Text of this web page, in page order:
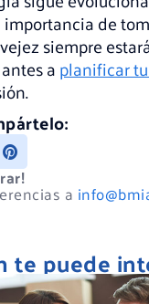
a
importancia de
siempre
aplanificar
te puede